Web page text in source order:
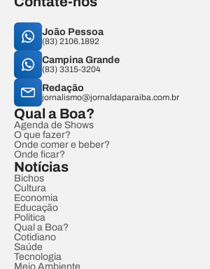
João Pessoa
(83) 2106.1892
Campina Grande
(83) 3315-3204
Redação
jornalismo@jornaldaparaiba.com.br
Qual a Boa?
Agenda de Shows
O que fazer?
Onde comer e beber?
Onde ficar?
Notícias
Bichos
Cultura
Economia
Educação
Política
Qual a Boa?
Cotidiano
Saúde
Tecnologia
Meio Ambiente